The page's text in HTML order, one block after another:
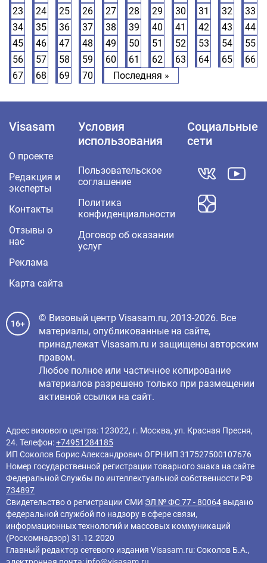
23
24 25 26 27 28 29 30 31 32
33
34
35 36 37 38 39 40 41 42 43
44
45
46 47 48 49 50 51 52 53 54
55
56
57 58 59 60 61 62 63 64 65
66
67
68 69 70 Последняя »
Visasam
О проекте
Редакция и
эксперты
Контакты
Отзывы о
нас
Реклама
Карта сайта
Условия
использования
Пользовательское
соглашение
Политика
конфиденциальности
Договор об оказании
услуг
Социальные
сети
16+
© Визовый центр Visasam.ru, 2013-2026. Все
материалы, опубликованные на сайте,
принадлежат Visasam.ru и защищены авторским
правом.
Любое полное или частичное копирование
материалов разрешено только при размещении
активной ссылки на сайт.
Адрес визового центра: 123022, г. Москва, ул. Красная Пресня,
24. Телефон:+74951284185
ИП Соколов Борис Александрович ОГРНИП 317527500107676
Номер государственной регистрации товарного знака на сайте
Федеральной Службы по интеллектуальной собственности РФ
734897
Свидетельство о регистрации СМИ ЭЛ № ФС 77 - 80064 выдано
федеральной службой по надзору в сфере связи,
информационных технологий и массовых коммуникаций
(Роскомнадзор) 31.12.2020
Главный редактор cетевого издания Visasam.ru: Соколов Б.А.,